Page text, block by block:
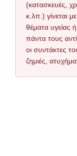
(κατασκευές,
κ.λπ.) γίνεται με
θέματα υγείας
πάντα τους
οι συντάκτες
ζημιές,